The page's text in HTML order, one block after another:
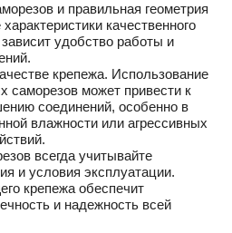
и правильная геометрия
качественного
удобство работы и
крепежа. Использование
саморезов может привести к
соединений, особенно в
влажности или агрессивных
всегда учитывайте
и условия эксплуатации.
крепежа обеспечит
и надежность всей